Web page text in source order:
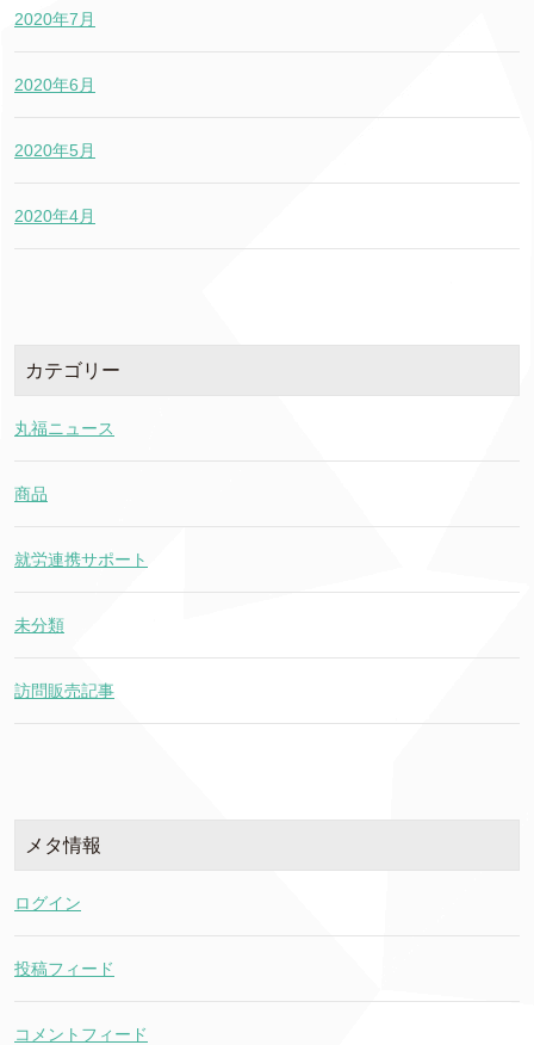
2020年7月
2020年6月
2020年5月
2020年4月
カテゴリー
丸福ニュース
商品
就労連携サポート
未分類
訪問販売記事
メタ情報
ログイン
投稿フィード
コメントフィード